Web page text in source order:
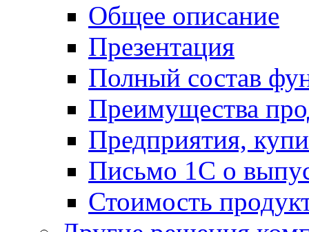
Общее описание
Презентация
Полный состав
Преимущества
Предприятия,
Письмо 1С о
Стоимость